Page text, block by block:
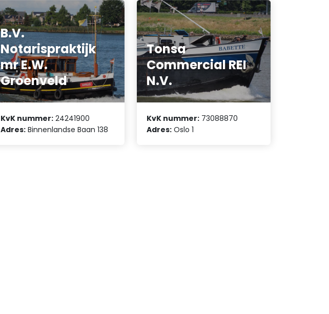
B.V.
Notarispraktijk
mr E.W.
Groenveld
KvK nummer: 24241900
Adres: Binnenlandse Baan 138
Tonsa
Commercial REI
N.V.
KvK nummer: 73088870
Adres: Oslo 1